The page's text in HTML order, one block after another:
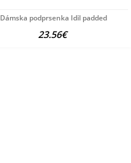
Dámska podprsenka Idil padded
23.56€